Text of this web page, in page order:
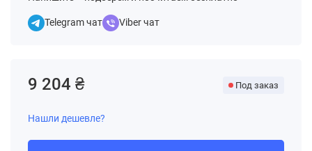
Telegram чат Viber чат
9 204 ₴ Под заказ
Нашли дешевле?